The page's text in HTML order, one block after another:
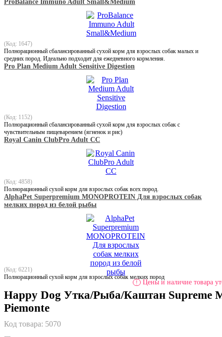
ProBalance Immuno Adult Small&Medium
(Код: 1647)
Полнорационный сбалансированный сухой корм для взрослых собак малых и
средних пород. Идеально подходит для ежедневного кормления.
Pro Plan Medium Adult Sensitive Digestion
(Код: 1152)
Полнорационный сбалансированный сухой корм для взрослых собак с
чувствительным пищеварением (ягненок и рис)
Royal Canin ClubPro Adult CC
(Код: 4858)
Полнорационный сухой корм для взрослых собак всех пород.
AlphaPet Superpremium MONOPROTEIN Для взрослых собак
мелких пород из белой рыбы
(Код: 6221)
Полнорационный сухой корм для взрослых собак мелких пород
! Цены и наличие товара
Happy Dog Утка/Рыба/Каштан Supreme
Piemonte
Код товара: 5070